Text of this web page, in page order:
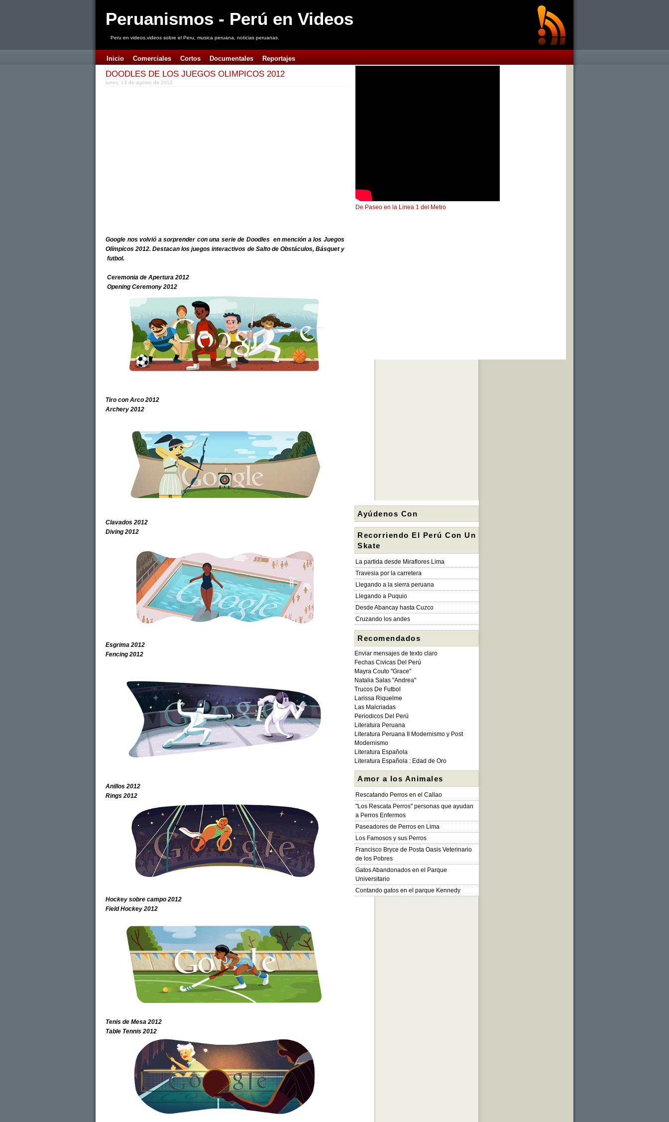
Peruanismos - Perú en Videos
Peru en videos,videos sobre el Peru, musica peruana, noticias peruanas.
Inicio Comerciales Cortos Documentales Reportajes
DOODLES DE LOS JUEGOS OLIMPICOS 2012
lunes, 13 de agosto de 2012
Google nos volvió a sorprender con una serie de Doodles en mención a los Juegos
Olímpicos 2012. Destacan los juegos interactivos de Salto de Obstáculos, Básquet y
futbol.
Ceremonia de Apertura 2012
Opening Ceremony 2012
Tiro con Arco 2012
Archery 2012
Clavados 2012
Diving 2012
Esgrima 2012
Fencing 2012
Anillos 2012
Rings 2012
Hockey sobre campo 2012
Field Hockey 2012
Tenis de Mesa 2012
Table Tennis 2012
De Paseo en la Linea 1 del Metro
Ayúdenos Con
Recorriendo El Perú Con Un
Skate
La partida desde Miraflores Lima
Travesia por la carretera
Llegando a la sierra peruana
Llegando a Puquio
Desde Abancay hasta Cuzco
Cruzando los andes
Recomendados
Enviar mensajes de texto claro
Fechas Civicas Del Perú
Mayra Couto "Grace"
Natalia Salas "Andrea"
Trucos De Futbol
Larissa Riquelme
Las Malcriadas
Periodicos Del Perú
Literatura Peruana
Literatura Peruana II Modernismo y Post
Modernismo
Literatura Española
Literatura Española : Edad de Oro
Amor a los Animales
Rescatando Perros en el Callao
"Los Rescata Perros" personas que ayudan
a Perros Enfermos
Paseadores de Perros en Lima
Los Famosos y sus Perros
Francisco Bryce de Posta Oasis Veterinario
de los Pobres
Gatos Abandonados en el Parque
Universitario
Contando gatos en el parque Kennedy